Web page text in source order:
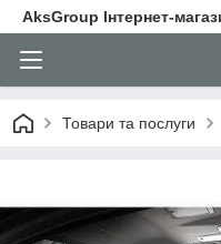
AksGroup Інтернет-
Товари та послуги